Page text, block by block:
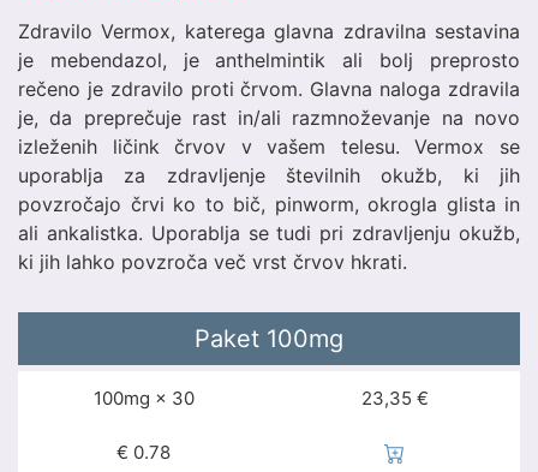
Zdravilo Vermox, katerega glavna zdravilna sestavina
je mebendazol, je anthelmintik ali bolj preprosto
rečeno je zdravilo proti črvom. Glavna naloga zdravila
je, da preprečuje rast in/ali razmnoževanje na novo
izleženih ličink črvov v vašem telesu. Vermox se
uporablja za zdravljenje številnih okužb, ki jih
povzročajo črvi ko to bič, pinworm, okrogla glista in
ali ankalistka. Uporablja se tudi pri zdravljenju okužb,
ki jih lahko povzroča več vrst črvov hkrati.
Paket 100mg
100mg × 30 23,35 €
€ 0.78